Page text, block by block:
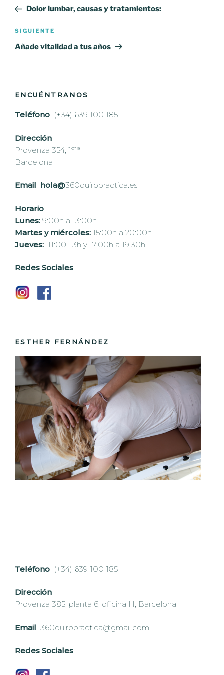
entradas
anterior:
Dolor lumbar, causas y tratamientos:
Siguiente
entrada
SIGUIENTE
Añade vitalidad a tus años
ENCUÉNTRANOS
Teléfono (+34) 639 100 185
Dirección
Provenza 354, 1º1ª
Barcelona
Email hola@360quiropractica.es
Horario
Lunes: 9:00h a 13:00h
Martes y miércoles: 15:00h a 20:00h
Jueves: 11:00-13h y 17:00h a 19.30h
Redes Sociales
ESTHER FERNÁNDEZ
Teléfono (+34) 639 100 185
Dirección
Provenza 385, planta 6, oficina H, Barcelona
Email 360quiropractica@gmail.com
Redes Sociales